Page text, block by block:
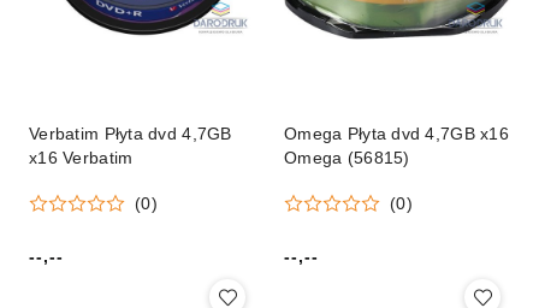
Verbatim Płyta dvd 4,7GB
x16 Verbatim
(0)
Cena:
--,--
Omega Płyta dvd 4,7GB x16
Omega (56815)
(0)
Cena:
--,--